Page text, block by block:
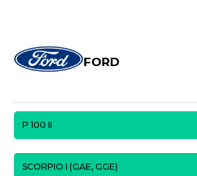
FORD
P 100 II
SCORPIO I (GAE, GGE)